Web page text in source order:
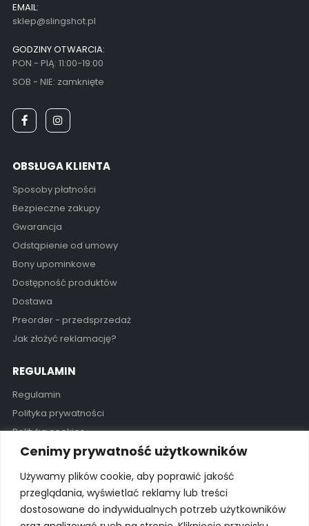
Cenimy prywatność użytkowników
Używamy plików cookie, aby poprawić jakość
przeglądania, wyświetlać reklamy lub treści
dostosowane do indywidualnych potrzeb użytkowników
EMAIL:
sklep@slingshot.pl
GODZINY OTWARCIA:
PON - PIĄ: 11:00-19:00
SOB - NIE: zamknięte
OBSŁUGA KLIENTA
Sposoby płatności
Bezpieczne zakupy
Gwarancja
Odstąpienie od umowy
Bony upominkowe
Dostępność produktów
Dostawa
Preorder - przedsprzedaż
Jak złożyć reklamację?
REGULAMIN
Regulamin
Polityka prywatności
Polityka cookies
GODZINY OTWARCIA
Pon - Pią / 11:00 - 19:00